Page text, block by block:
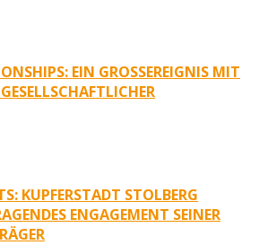
EIN GROSSEREIGNIS MIT S
S
KUPFERSTADT STOLBERG
ENGAGEMENT SEINER